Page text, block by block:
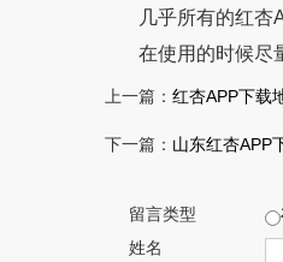
几乎所有的红杏
在使用的时候尽量
上一篇： 红杏APP下载
下一篇： 山东红杏APP
留言类型
姓名